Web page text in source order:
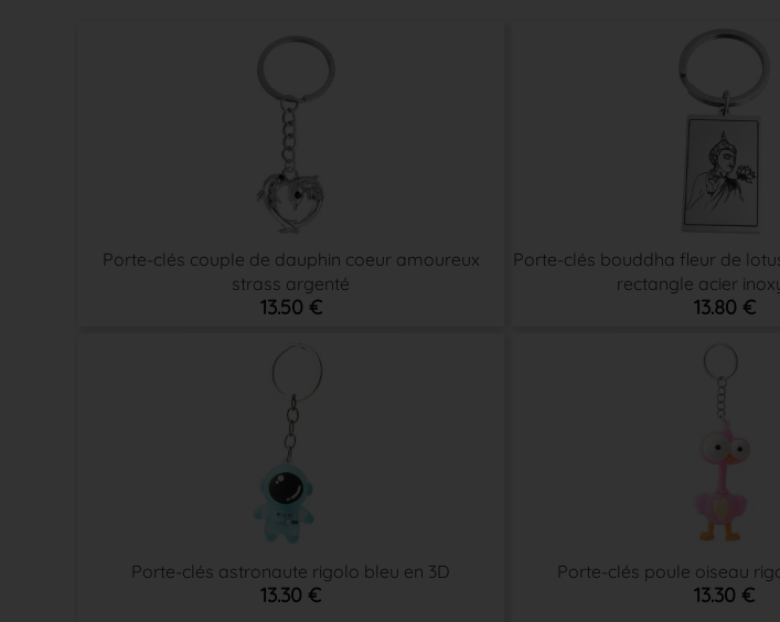
Porte-clés couple de dauphin coeur amoureux
strass argenté
13.50 €
Porte-clés bouddha fleur de
rectangle acier
13.80 €
Porte-clés astronaute rigolo bleu en 3D
13.30 €
Porte-clés poule oiseau
13.30 €